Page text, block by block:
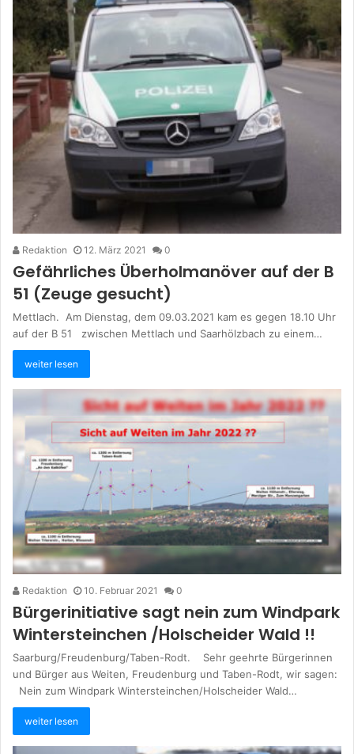
Redaktion 12. März 2021 0
Gefährliches Überholmanöver auf der B
51 (Zeuge gesucht)
Mettlach. Am Dienstag, dem 09.03.2021 kam es gegen 18.10 Uhr
auf der B 51 zwischen Mettlach und Saarhölzbach zu einem…
weiter lesen
Redaktion 10. Februar 2021 0
Bürgerinitiative sagt nein zum Windpark
Wintersteinchen /Holscheider Wald !!
Saarburg/Freudenburg/Taben-Rodt. Sehr geehrte Bürgerinnen
und Bürger aus Weiten, Freudenburg und Taben-Rodt, wir sagen:
Nein zum Windpark Wintersteinchen/Holscheider Wald…
weiter lesen